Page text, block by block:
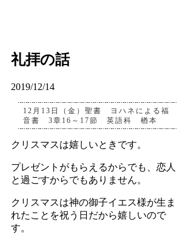
礼拝の話
2019/12/14
12月13日（金）聖書 ヨハネによる福
音書 3章16～17節 英語科 楢本
クリスマスは嬉しいときです。
プレゼントがもらえるからでも、恋人
と過ごすからでもありません。
クリスマスは神の御子イエス様が生ま
れたことを祝う日だから嬉しいので
す。